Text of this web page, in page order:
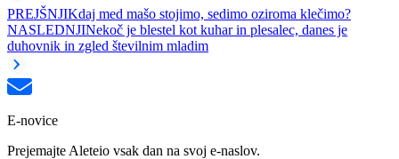
PREJŠNJIKdaj med mašo stojimo, sedimo oziroma klečimo?
NASLEDNJINekoč je blestel kot kuhar in plesalec, danes je
duhovnik in zgled številnim mladim
E-novice
Prejemajte Aleteio vsak dan na svoj e-naslov.